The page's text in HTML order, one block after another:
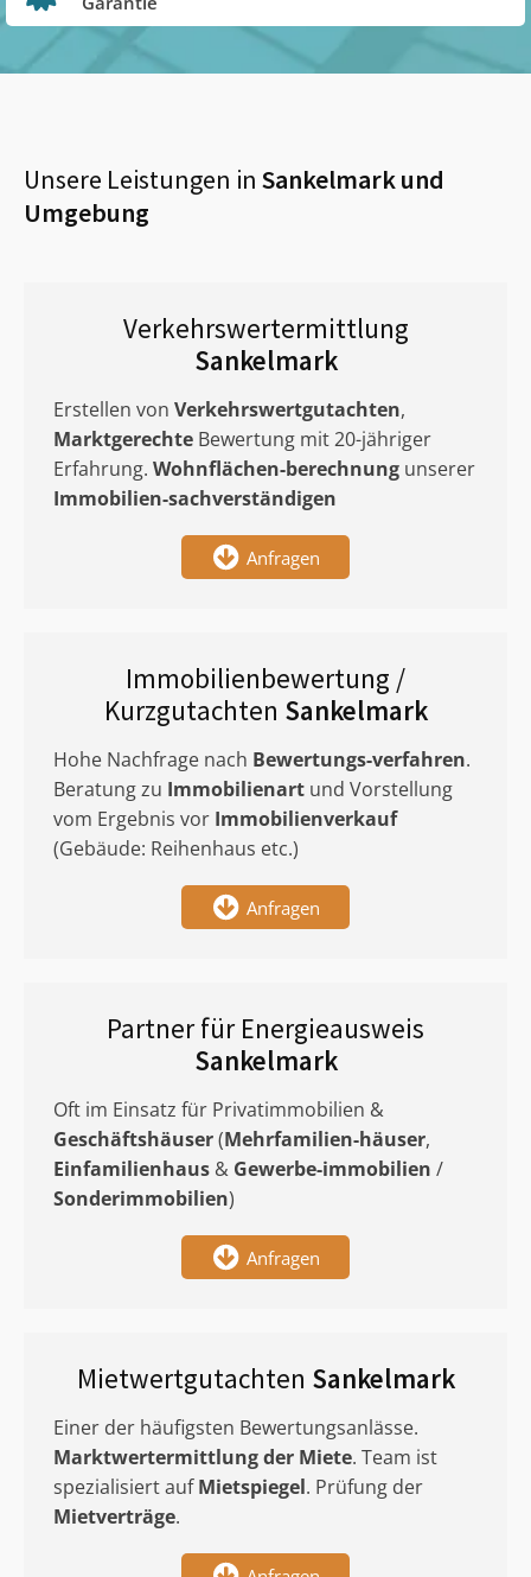
Unsere Leistungen in Sankelmarkund
Umgebung
Verkehrswertermittlung
Sankelmark
Erstellen von Verkehrswertgutachten,
Marktgerechte Bewertung mit 20-jähriger
Erfahrung. Wohnflächen-berechnung unserer
Immobilien-sachverständigen
Anfragen
Immobilienbewertung /
Kurzgutachten Sankelmark
Hohe Nachfrage nach Bewertungs-verfahren.
Beratung zu Immobilienart und Vorstellung
vom Ergebnis vor Immobilienverkauf
(Gebäude: Reihenhaus etc.)
Anfragen
Partner für Energieausweis
Sankelmark
Oft im Einsatz für Privatimmobilien &
Geschäftshäuser(Mehrfamilien-häuser,
Einfamilienhaus & Gewerbe-immobilien /
Sonderimmobilien)
Anfragen
Mietwertgutachten Sankelmark
Einer der häufigsten Bewertungsanlässe.
Marktwertermittlungder Miete. Team ist
spezialisiert aufMietspiegel. Prüfung der
Mietverträge.